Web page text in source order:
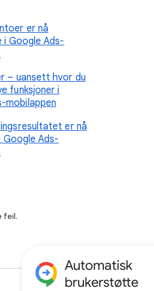
er nå
i Google Ads-
– uansett hvor du
funksjoner i
mobilappen
er nå
Google Ads-
feil.
Automatisk
brukerstøtte